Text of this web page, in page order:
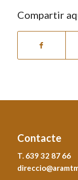
Compartir
Contacte
T. 639 32 87 66